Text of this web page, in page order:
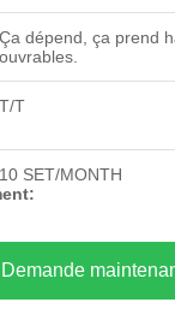
Ça dépend, ça prend
ouvrables.
T/T
10 SET/MONTH
Demande